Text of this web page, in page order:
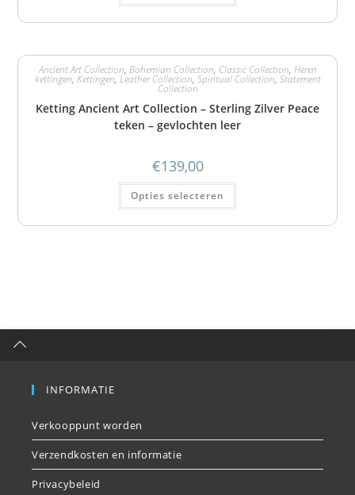
Ancient Art Collection, Bohemian Collection, Classic Collection, Heren
kettingen, Kettingen, Leather Collection, Spiritual Collection, Statement
Collection
Ketting Ancient Art Collection – Sterling Zilver Peace
teken – gevlochten leer
€139,00
Opties selecteren
INFORMATIE
Verkooppunt worden
Verzendkosten en informatie
Privacybeleid